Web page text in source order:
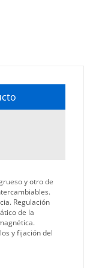
y otro de
Regulación
de la
y fijación del